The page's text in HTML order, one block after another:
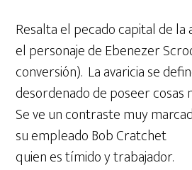
Resalta el pecado capital de la
el personaje de Ebenezer
conversión). La avaricia se
desordenado de poseer cosas
Se ve un contraste muy
su empleado Bob Cratchet
quien es tímido y trabajador.